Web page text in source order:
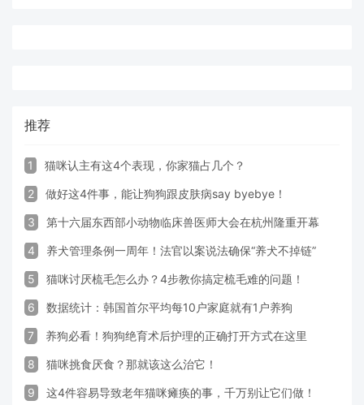
推荐
1 猫咪认主有这4个表现，你家猫占几个？
2 做好这4件事，能让狗狗跟皮肤病say byebye！
3 第十六届东西部小动物临床兽医师大会在杭州隆重开幕
4 养犬管理条例一周年！法官以案说法确保“养犬不掉链”
5 猫咪讨厌梳毛怎么办？4步教你搞定梳毛难的问题！
6 数据统计：韩国首尔平均每10户家庭就有1户养狗
7 养狗必看！狗狗绝育术后护理的正确打开方式在这里
8 猫咪挑食厌食？那就该这么治它！
9 这4件容易导致老年猫咪瘫痪的事，千万别让它们做！